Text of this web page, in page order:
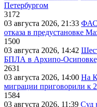
Петербургом
3172
03 августа 2026, 21:33 ФАС
отказа в предустановке
1500
03 августа 2026, 14:42
БПЛА в Архипо-Осиповке,
2631
03 августа 2026, 14:00 На
миграции приговорили к
1584
03 августа 2026, 11:39 Суд